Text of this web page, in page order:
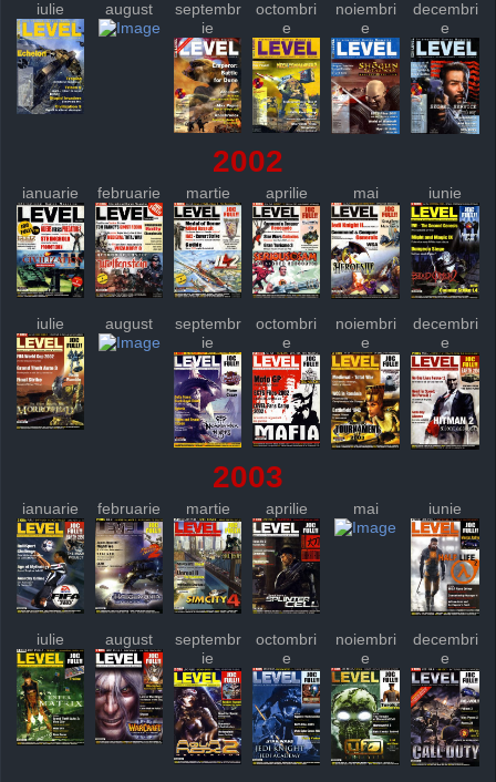
iulie august
septembr
ie
octombri
e
noiembri
e
decembri
e
2002
ianuarie februarie martie aprilie mai iunie
iulie august
septembr
ie
octombri
e
noiembri
e
decembri
e
2003
ianuarie februarie martie aprilie mai iunie
iulie august
septembr
ie
octombri
e
noiembri
e
decembri
e